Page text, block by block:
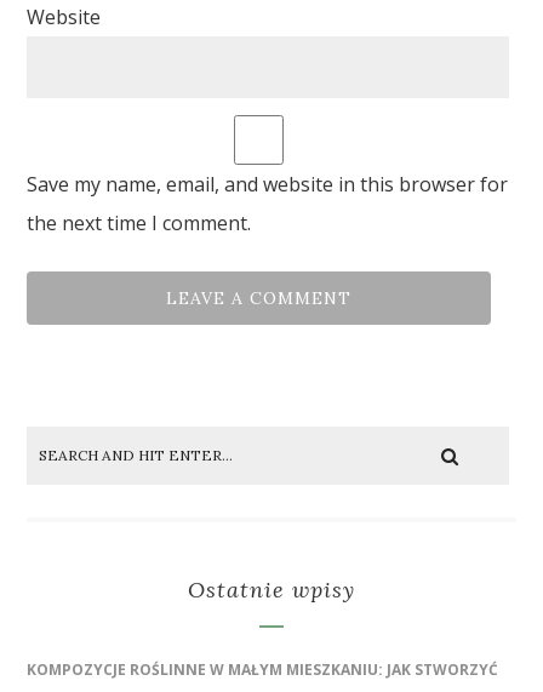
Website
Save my name, email, and website in this browser for
the next time I comment.
Ostatnie wpisy
KOMPOZYCJE ROŚLINNE W MAŁYM MIESZKANIU: JAK STWORZYĆ